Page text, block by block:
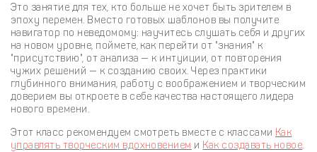
Это занятие для тех, кто больше не хочет быть зрителем в
эпоху перемен. Вместо готовых шаблонов вы получите
навигатор по неведомому: научитесь слушать себя и других
на новом уровне, поймете, как перейти от "знания" к
"присутствию", от анализа — к интуиции, от повторения
чужих решений — к созданию своих. Через практики
глубинного внимания, работу с воображением и творческим
доверием вы откроете в себе качества настоящего лидера
нового времени.
Этот класс рекомендуем смотреть вместе с классами Как
управлять творческим вдохновением и Как создавать новое.